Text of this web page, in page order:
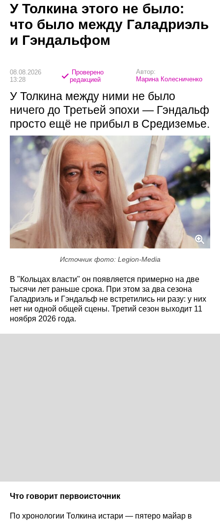
У Толкина этого не было:
что было между Галадриэль
и Гэндальфом
08.08.2026
13:28
Проверено
редакцией
Автор:
Марина Колесниченко
У Толкина между ними не было
ничего до Третьей эпохи — Гэндальф
просто ещё не прибыл в Средиземье.
Источник фото: Legion-Media
В "Кольцах власти" он появляется примерно на две
тысячи лет раньше срока. При этом за два сезона
Галадриэль и Гэндальф не встретились ни разу: у них
нет ни одной общей сцены. Третий сезон выходит 11
ноября 2026 года.
Что говорит первоисточник
По хронологии Толкина истари — пятеро майар в